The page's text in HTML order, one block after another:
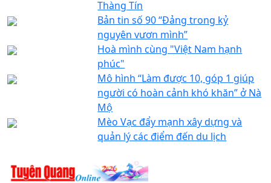
Thàng Tín
Bản tin số 90 “Đảng trong kỷ
nguyên vươn mình”
Hoà mình cùng "Việt Nam hạnh
phúc"
Mô hình “Làm được 10, góp 1 giúp
người có hoàn cảnh khó khăn” ở Nà
Mộ
Mèo Vạc đẩy mạnh xây dựng và
quản lý các điểm đến du lịch